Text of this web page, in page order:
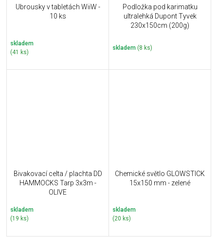
Ubrousky v tabletách WiiW -
10 ks
skladem
(41 ks)
Podložka pod karimatku
ultralehká Dupont Tyvek
230x150cm (200g)
skladem (8 ks)
Bivakovací celta / plachta DD
HAMMOCKS Tarp 3x3m -
OLIVE
skladem
(19 ks)
Chemické světlo GLOWSTICK
15x150 mm - zelené
skladem
(20 ks)